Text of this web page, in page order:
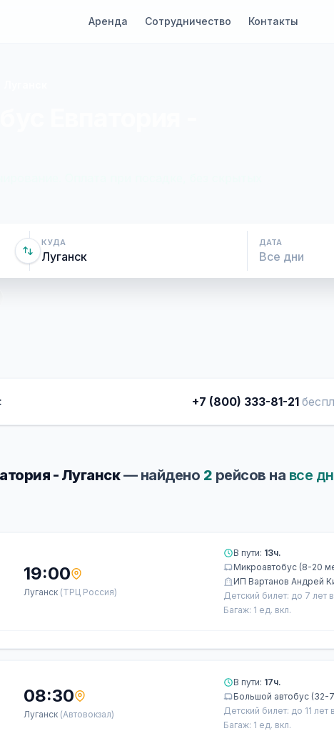
Аренда Сотрудничество Контакты
КУДА ДАТА
+7 (800) 333-81-21
- Луганск— найдено 2 рейсов на все
19:00
Луганск (ТРЦ Россия)
В пути: 13ч.
Микроавтобус (8-20
ИП Вартанов Андрей
Детский билет: до 7 лет
Багаж: 1 ед. вкл.
08:30
Луганск (Автовокзал)
В пути: 17ч.
Большой автобус (32-
Детский билет: до 11 лет
Багаж: 1 ед. вкл.